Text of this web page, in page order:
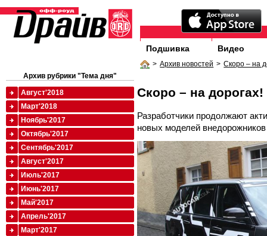
Подшивка Видео
> Архив новостей > Скоро – на
Скоро – на дорогах!
Разработчики продолжают
новых моделей
Архив рубрики "Тема дня"
Август'2018
Март'2018
Ноябрь'2017
Октябрь'2017
Сентябрь'2017
Август'2017
Июль'2017
Июнь'2017
Май'2017
Апрель'2017
Март'2017